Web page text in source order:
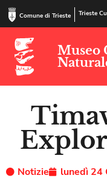
Comune di Trieste Trieste
Museo
Notizie
lunedì 24